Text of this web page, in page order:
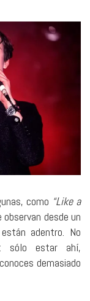
como “Like a
desde un
adentro. No
sólo estar ahí,
demasiado